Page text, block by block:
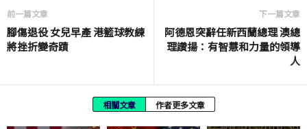
前一篇文章
腳傷退役 女兒早產 港籃球教練
將挫折變奇蹟
下一篇文章
阿德恩突辭任新西蘭總理 澳總
理讚揚：有智慧和力量的領導
人
相關文章 作者更多文章